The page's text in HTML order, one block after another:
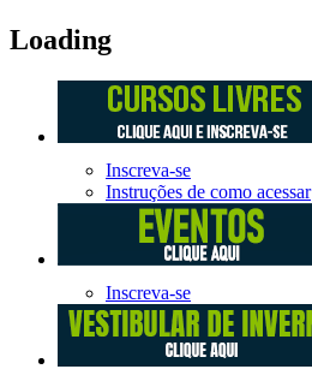
Loading
Inscreva-se
Instruções de como acessar
Inscreva-se